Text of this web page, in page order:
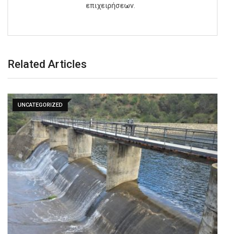
επιχειρήσεων.
Related Articles
UNCATEGORIZED